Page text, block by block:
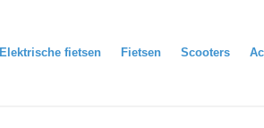
Elektrische fietsen Fietsen Scooters